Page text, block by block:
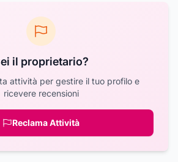
il proprietario?
attività per gestire il tuo profilo e
ricevere recensioni
Reclama Attività